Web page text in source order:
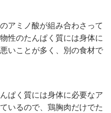
アミノ酸が組み合わさって
性のたんぱく質には身体に
いことが多く、別の食材で
ぱく質には身体に必要なア
いるので、鶏胸肉だけでた